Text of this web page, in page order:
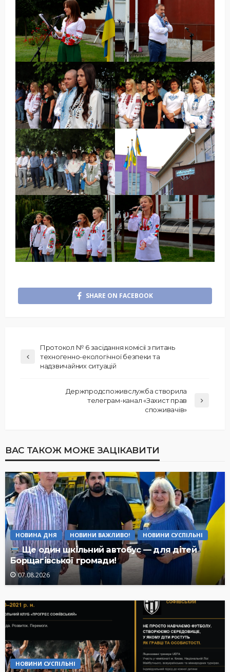
SHARE ON FACEBOOK
Протокол № 6 засідання комісії з питань
техногенно-екологічної безпеки та
надзвичайних ситуацій
Держпродспоживслужба створила
телеграм-канал «Захист прав
споживачів»
ВАС ТАКОЖ МОЖЕ ЗАЦІКАВИТИ
НОВИНА ДНЯ НОВИНИ ВАЖЛИВО! НОВИНИ СУСПІЛЬНІ
Ще один шкільний автобус — для дітей
Борщагівської громади!
07.08.2026
НОВИНИ СУСПІЛЬНІ